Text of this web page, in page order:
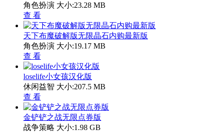
角色扮演 大小:23.28 MB
查 看
天下布魔破解版无限晶石内购最新版
角色扮演 大小:19.17 MB
查 看
loselife小女孩汉化版
休闲益智 大小:207.5 MB
查 看
金铲铲之战无限点券版
战争策略 大小:1.98 GB